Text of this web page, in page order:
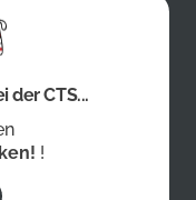
der CTS...
!